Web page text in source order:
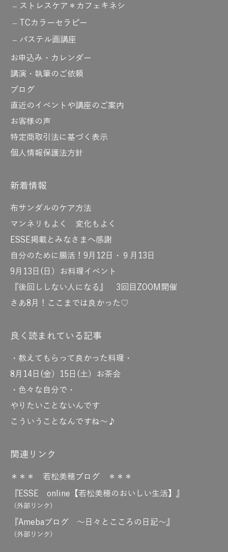
ストレスケア＊カフェキネシ
TCカラーセラピー
パステル画講座
お申込み・カレンダー
講演・執筆のご依頼
ブログ
直近のイベントや講座のご案内
お客様の声
特定商取引法に基づく表示
個人情報保護法方針
新着情報
布サンダルのケア方法
マンネリもよく 変化もよく
ESSE掲載とみなさまへ感謝
自分のために腸活！9月12日・９月13日
9月13日(日）お料理イベント
『後回ししない人になる』 3回目ZOOM開催
さあ8月！ここまでは良かった♡
良く読まれている記事
・教えてもらって良かった料理・
8月14日(金）15日(土）お茶会
・色々な自分で・
やりたいことないんです
こういうことなんですね～♪
関連リンク
＊＊＊ 若松美穂ブログ ＊＊＊
『ESSE online【若松美穂のおいしい生活】』
（外部リンク）
『Amebaブログ ～日々とこころの日記～』
（外部リンク）